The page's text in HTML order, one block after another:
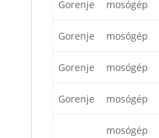
Gorenje mosógép
Gorenje mosógép
Gorenje mosógép
Gorenje mosógép
mosógép